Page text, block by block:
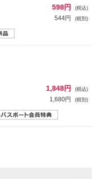
598円 (税込)
544円 (税別)
1,848円 (税込)
1,680円 (税別)